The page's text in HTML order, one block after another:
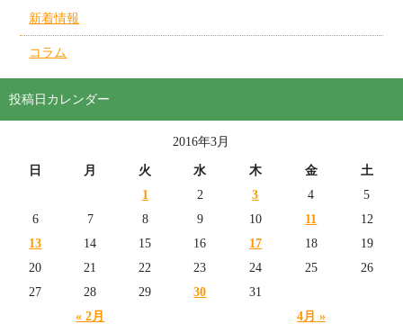
新着情報
コラム
投稿日カレンダー
2016年3月
日 月 火 水 木 金 土
« 2月 4月 »
1 2 3 4
5
6
7 8 9 10 11
12
13
14 15 16 17 18
19
20
21 22 23 24 25
26
27
28 29 30 31